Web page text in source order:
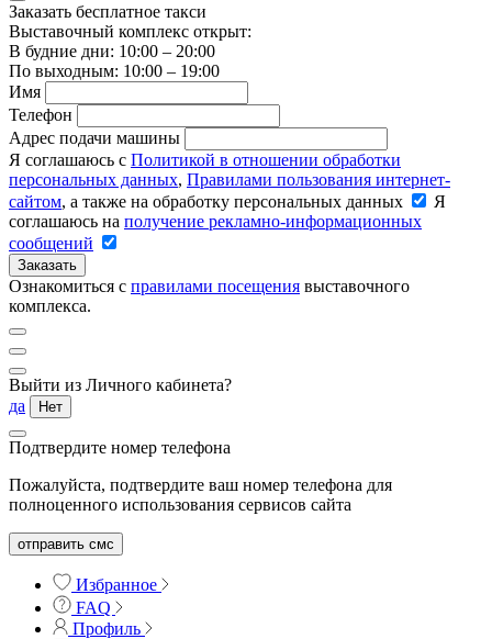
Заказать бесплатное такси
Выставочный комплекс открыт:
В будние дни: 10:00 – 20:00
По выходным: 10:00 – 19:00
Имя
Телефон
Адрес подачи машины
Я соглашаюсь с Политикой в отношении обработки
персональных данных, Правилами пользования интернет-
сайтом, а также на обработку персональных данных
Я
соглашаюсь на получение рекламно-информационных
сообщений
Заказать
Ознакомиться с правилами посещения выставочного
комплекса.
Выйти из Личного кабинета?
да
Нет
Подтвердите номер телефона
Пожалуйста, подтвердите ваш номер телефона для
полноценного использования сервисов сайта
отправить смс
Избранное
FAQ
Профиль